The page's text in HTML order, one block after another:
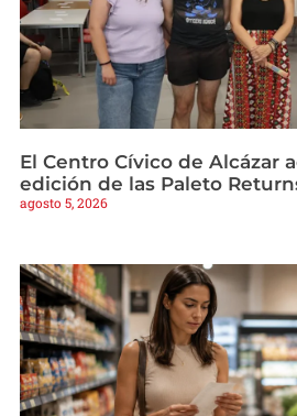
El Centro Cívico de Alcázar
edición de las Paleto
agosto 5, 2026